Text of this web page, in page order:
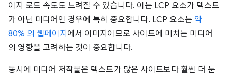
이지 로드 속도도 느려질 수 있습니다. 이는 LCP 요소가 텍스트
가 아닌 미디어인 경우에 특히 중요합니다. LCP 요소는 약
80% 의 웹페이지 에서 이미지이므로 사이트에 미치는 미디어
의 영향을 고려하는 것이 중요합니다.
동시에 미디어 저작물은 텍스트가 많은 사이트보다 훨씬 더 눈